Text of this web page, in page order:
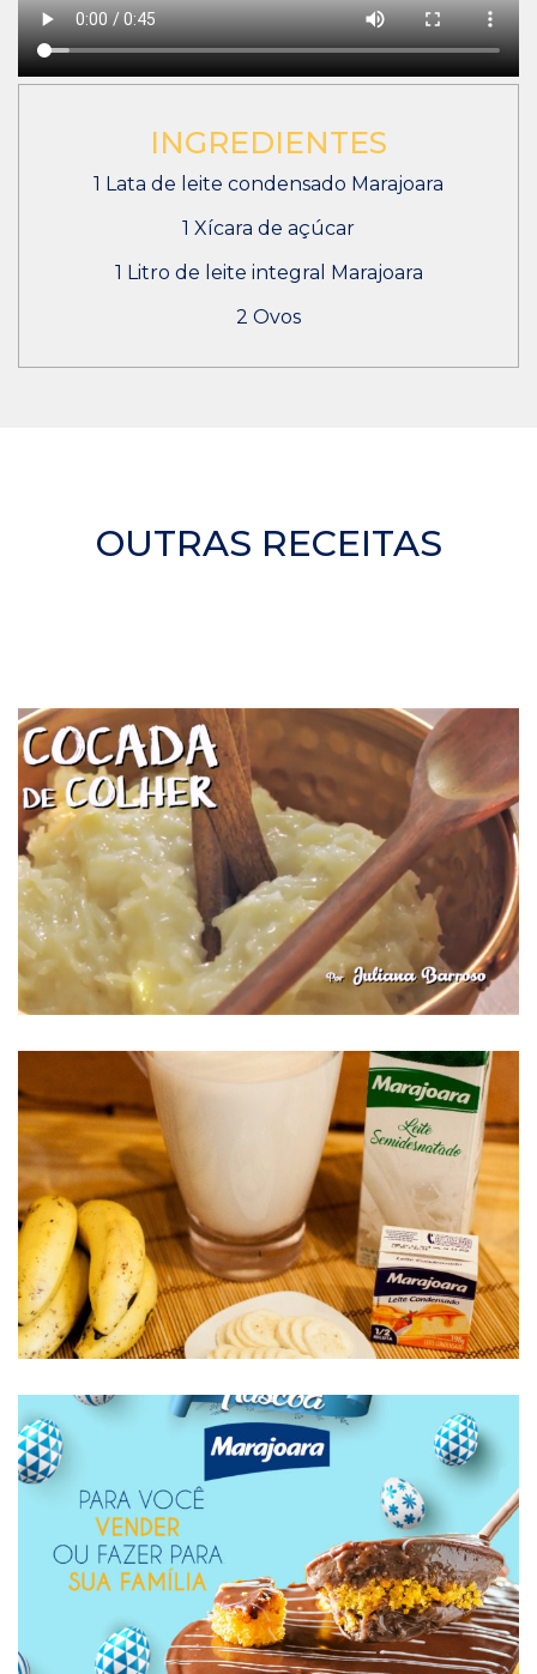
INGREDIENTES
1 Lata de leite condensado Marajoara
1 Xícara de açúcar
1 Litro de leite integral Marajoara
2 Ovos
OUTRAS RECEITAS